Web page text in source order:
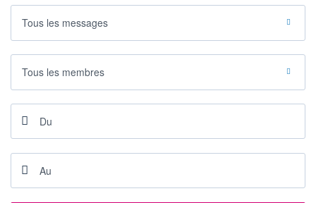
RENDEMENT
-
PER ESTIMÉ
DIVIDENDE
0,00 EUR
DERNIER
DIVIDENDE
-
ÉLIGIBILITÉ
PEA
PEA-PME
CTO BUSINESS
RISQUE ESG
Tous les messages
Tous les membres